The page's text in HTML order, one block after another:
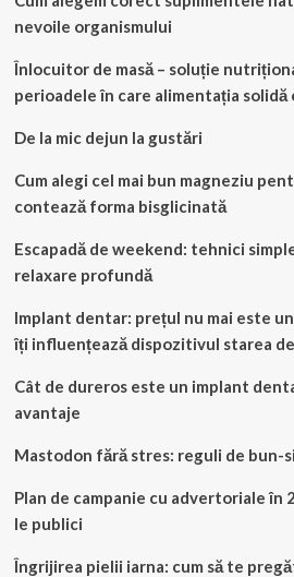
nevoile organismului
Înlocuitor de masă – soluție
perioadele în care alimentația solidă
De la mic dejun la gustări
Cum alegi cel mai bun magneziu
contează forma bisglicinată
Escapadă de weekend: tehnici
relaxare profundă
Implant dentar: prețul nu mai este
îți influențează dispozitivul starea
Cât de dureros este un implant
avantaje
Mastodon fără stres: reguli de bun-
Plan de campanie cu advertoriale în
le publici
Îngrijirea pielii iarna: cum să te